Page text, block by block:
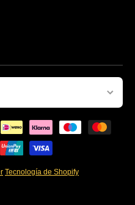
Formas de pago
Tecnología de Shopify